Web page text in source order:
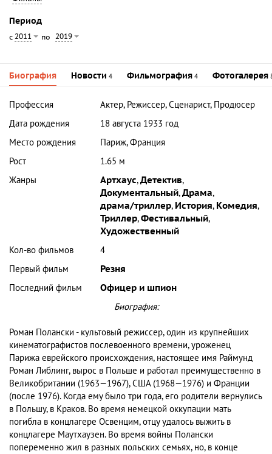
Период
с 2011 по 2019
Биография Новости 4 Фильмография 4 Фотогалерея
Профессия
Актер, Режиссер, Сценарист, Продюсер
Дата рождения
18 августа 1933 год
Место рождения
Париж, Франция
Рост
1.65 м
Жанры
Артхаус,Детектив,
Документальный,Драма,
драма/триллер, История, Комедия,
Триллер,Фестивальный,
Художественный
Кол-во фильмов
4
Первый фильм
Резня
Последний фильм
Офицер и шпион
Биография:
Роман Полански - культовый режиссер, один из крупнейших
кинематографистов послевоенного времени, уроженец
Парижа еврейского происхождения, настоящее имя Раймунд
Роман Либлинг, вырос в Польше и работал преимущественно в
Великобритании (1963—1967), США (1968—1976) и Франции
(после 1976). Когда ему было три года, его родители вернулись
в Польшу, в Краков. Во время немецкой оккупации мать
погибла в концлагере Освенцим, отцу удалось выжить в
концлагере Маутхаузен. Во время войны Полански
попеременно жил в разных польских семьях, но, в конце